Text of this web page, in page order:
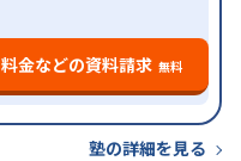
料金などの資料請求 無料
塾の詳細を見る